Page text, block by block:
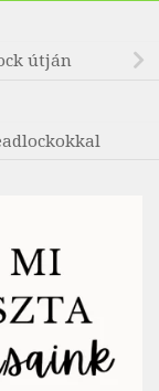
útján